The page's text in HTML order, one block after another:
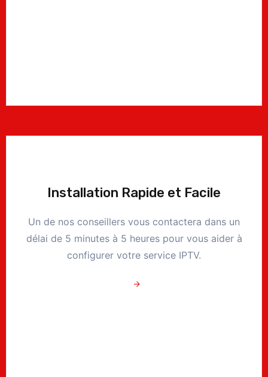
Installation Rapide et Facile
Un de nos conseillers vous contactera dans un
délai de 5 minutes à 5 heures pour vous aider à
configurer votre service IPTV.